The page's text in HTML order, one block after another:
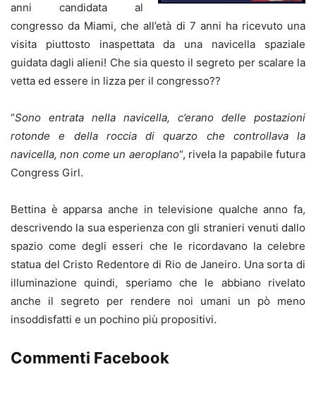
anni candidata al
congresso da Miami, che all’età di 7 anni ha ricevuto una
visita piuttosto inaspettata da una navicella spaziale
guidata dagli alieni! Che sia questo il segreto per scalare la
vetta ed essere in lizza per il congresso??
“Sono entrata nella navicella, c’erano delle postazioni
rotonde e della roccia di quarzo che controllava la
navicella, non come un aeroplano“, rivela la papabile futura
Congress Girl.
Bettina è apparsa anche in televisione qualche anno fa,
descrivendo la sua esperienza con gli stranieri venuti dallo
spazio come degli esseri che le ricordavano la celebre
statua del Cristo Redentore di Rio de Janeiro. Una sorta di
illuminazione quindi, speriamo che le abbiano rivelato
anche il segreto per rendere noi umani un pò meno
insoddisfatti e un pochino più propositivi.
Commenti Facebook